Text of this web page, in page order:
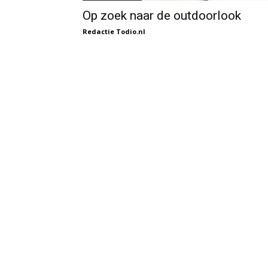
Op zoek naar de outdoorlook
Redactie Todio.nl